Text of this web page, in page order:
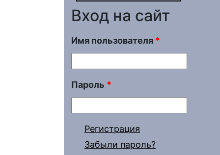
Вход на сайт
Имя пользователя *
Пароль *
Регистрация
Забыли пароль?